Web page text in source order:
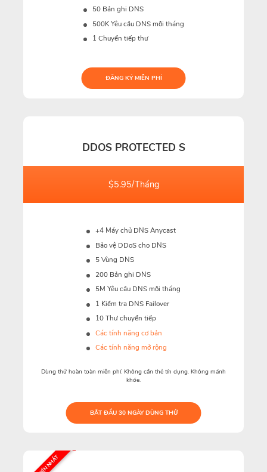
50 Bản ghi DNS
500KYêu cầu DNS mỗi tháng
1 Chuyển tiếp thư
ĐĂNG KÝ MIỄN PHÍ
DDOS PROTECTED S
$5.95/Tháng
+4 Máy chủ DNS Anycast
Bảo vệ DDoS cho DNS
5 Vùng DNS
200 Bản ghi DNS
5M Yêu cầu DNS mỗi tháng
1 Kiểm tra DNS Failover
10 Thư chuyển tiếp
Các tính năng cơ bản
Các tính năng mở rộng
Dùng thử hoàn toàn miễn phí. Không cần thẻ tín dụng. Không mánh
khóe.
BẮT ĐẦU 30 NGÀY DÙNG THỬ